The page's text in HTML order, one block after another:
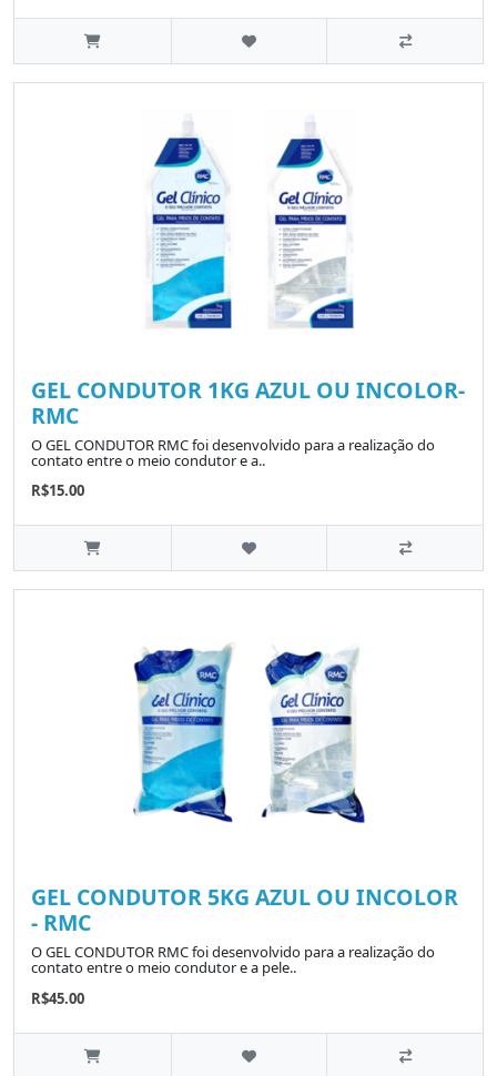
GEL CONDUTOR 1KG AZUL OU INCOLOR-
RMC
O GEL CONDUTOR RMC foi desenvolvido para a realização do
contato entre o meio condutor e a..
R$15.00
GEL CONDUTOR 5KG AZUL OU INCOLOR
- RMC
O GEL CONDUTOR RMC foi desenvolvido para a realização do
contato entre o meio condutor e a pele..
R$45.00